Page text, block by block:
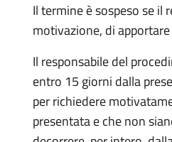
Il termine è sospeso se il
motivazione, di
Il responsabile del
entro 15 giorni dalla
per richiedere
presentata e che non